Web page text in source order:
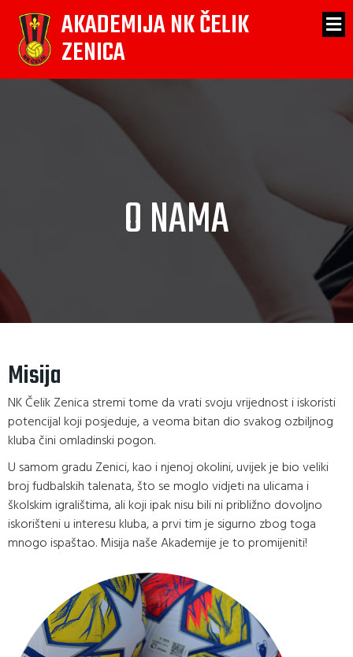
AKADEMIJA NK ČELIK
ZENICA
O NAMA
Misija
NK Čelik Zenica stremi tome da vrati svoju vrijednost i iskoristi
potencijal koji posjeduje, a veoma bitan dio svakog ozbiljnog
kluba čini omladinski pogon.
U samom gradu Zenici, kao i njenoj okolini, uvijek je bio veliki
broj fudbalskih talenata, što se moglo vidjeti na ulicama i
školskim igralištima, ali koji ipak nisu bili ni približno dovoljno
iskorišteni u interesu kluba, a prvi tim je sigurno zbog toga
mnogo ispaštao. Misija naše Akademije je to promijeniti!